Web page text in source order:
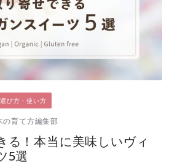
び方・使い方
の育て方編集部
る！本当に美味しいヴィ
5選